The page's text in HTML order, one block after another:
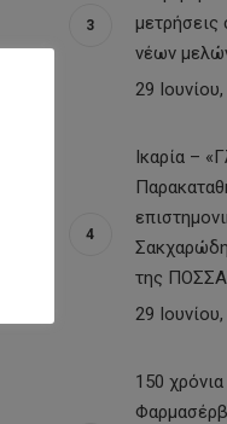
μετρήσεις
νέων
29
Ικαρία –
της
29
150